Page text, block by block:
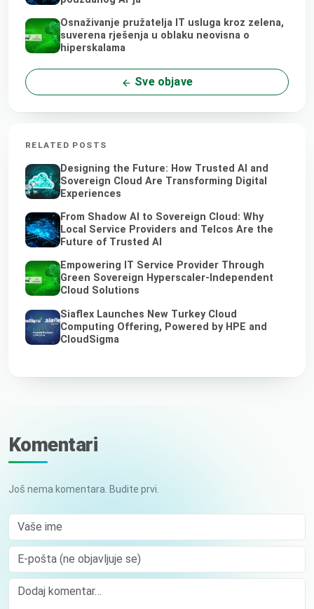
Osnaživanje pružatelja IT usluga kroz zelena,
suverena rješenja u oblaku neovisna o
hiperskalama
Sve objave
RELATED POSTS
Designing the Future: How Trusted AI and
Sovereign Cloud Are Transforming Digital
Experiences
From Shadow AI to Sovereign Cloud: Why
Local Service Providers and Telcos Are the
Future of Trusted AI
Empowering IT Service Provider Through
Green Sovereign Hyperscaler-Independent
Cloud Solutions
Siaflex Launches New Turkey Cloud
Computing Offering, Powered by HPE and
CloudSigma
Komentari
Još nema komentara. Budite prvi.
Vaše ime
E-pošta (ne objavljuje se)
Comment